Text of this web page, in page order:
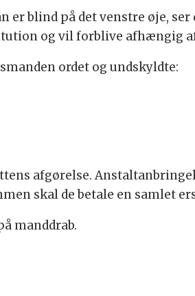
er blind på det venstre øje,
og vil forblive afhængig
ordet og undskyldte:
afgørelse.
skal de betale en samlet
manddrab.